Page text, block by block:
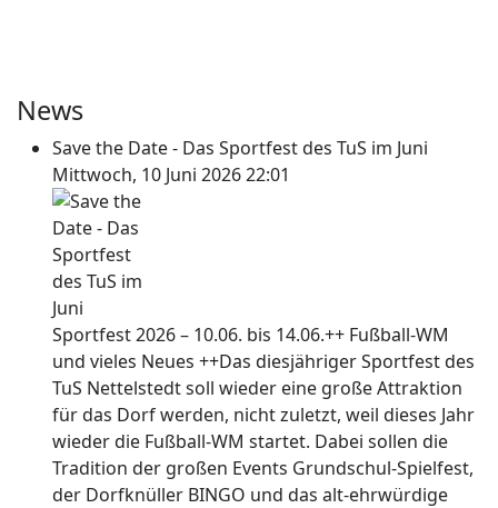
News
Save the Date - Das Sportfest des TuS im Juni
Mittwoch, 10 Juni 2026 22:01
Sportfest 2026 – 10.06. bis 14.06.++ Fußball-WM
und vieles Neues ++Das diesjähriger Sportfest des
TuS Nettelstedt soll wieder eine große Attraktion
für das Dorf werden, nicht zuletzt, weil dieses Jahr
wieder die Fußball-WM startet. Dabei sollen die
Tradition der großen Events Grundschul-Spielfest,
der Dorfknüller BINGO und das alt-ehrwürdige